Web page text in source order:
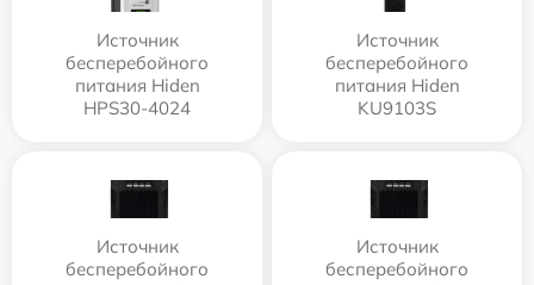
Источник
бесперебойного
питания Hiden
HPS30-4024
Источник
бесперебойного
питания Hiden
KU9103S
Источник
бесперебойного
Источник
бесперебойного